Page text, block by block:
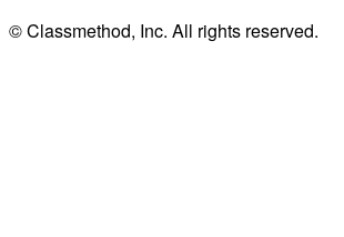
© Classmethod, Inc. All rights reserved.